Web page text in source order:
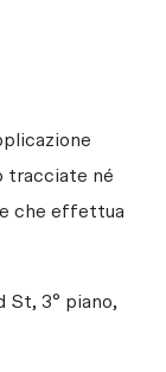
tracciate né
che effettua
St, 3° piano,